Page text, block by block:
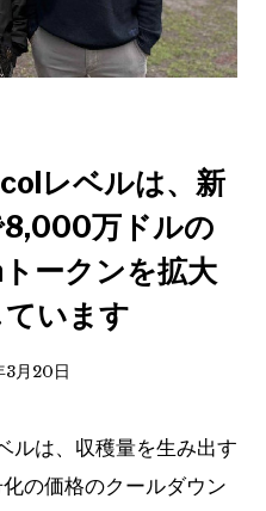
レベルは、新
万ドルの
ークンを拡大
います
3月20日
は、収穫量を生み出す
の価格のクールダウン